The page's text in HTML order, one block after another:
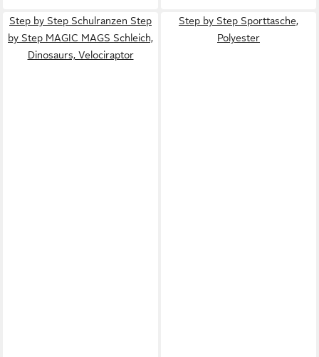
Step by Step Schulranzen Step
by Step MAGIC MAGS Schleich,
Dinosaurs, Velociraptor
Step by Step Sporttasche,
Polyester